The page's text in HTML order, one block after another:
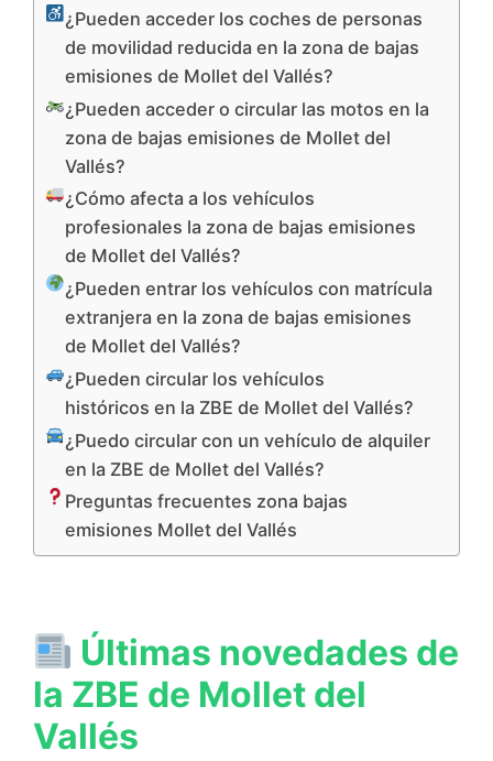
¿Pueden acceder los coches de personas
de movilidad reducida en la zona de bajas
emisiones de Mollet del Vallés?
¿Pueden acceder o circular las motos en la
zona de bajas emisiones de Mollet del
Vallés?
¿Cómo afecta a los vehículos
profesionales la zona de bajas emisiones
de Mollet del Vallés?
¿Pueden entrar los vehículos con matrícula
extranjera en la zona de bajas emisiones
de Mollet del Vallés?
¿Pueden circular los vehículos
históricos en la ZBE de Mollet del Vallés?
¿Puedo circular con un vehículo de alquiler
en la ZBE de Mollet del Vallés?
Preguntas frecuentes zona bajas
emisiones Mollet del Vallés
Últimas novedades de
la ZBE de Mollet del
Vallés